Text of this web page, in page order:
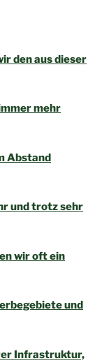
den aus dieser
mehr
Abstand
und trotz sehr
wir oft ein
und
Infrastruktur,